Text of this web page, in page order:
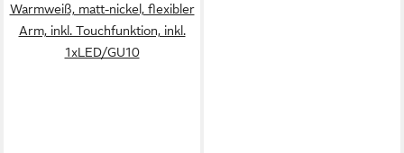
Warmweiß, matt-nickel, flexibler
Arm, inkl. Touchfunktion, inkl.
1xLED/GU10